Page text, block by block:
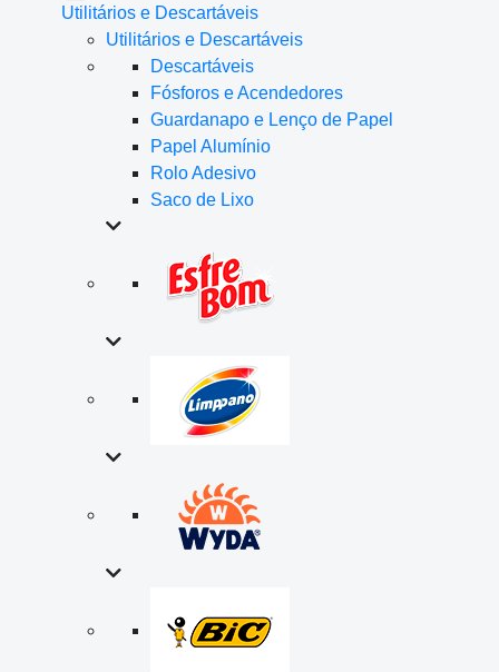
Utilitários e Descartáveis
Utilitários e Descartáveis
Descartáveis
Fósforos e Acendedores
Guardanapo e Lenço de Papel
Papel Alumínio
Rolo Adesivo
Saco de Lixo